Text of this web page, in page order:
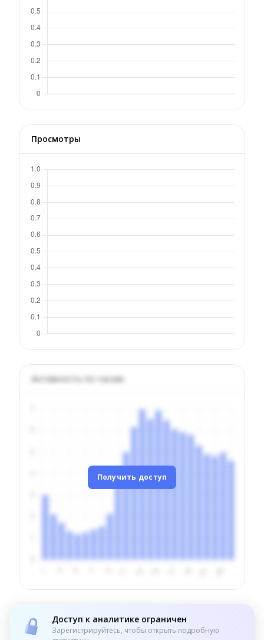
Просмотры
Активность по часам
Получить доступ
Доступ к аналитике ограничен
Зарегистрируйтесь, чтобы открыть подробную